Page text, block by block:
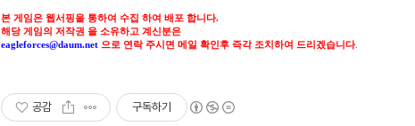
본 게임은 웹서핑을 통하여 수집 하여 배포 합니다.
해당 게임의 저작권 을 소유하고 계신분은
eagleforces@daum.net 으로 연락 주시면 메일 확인후 즉각 조치하여 드리겠습니다.
공감 구독하기